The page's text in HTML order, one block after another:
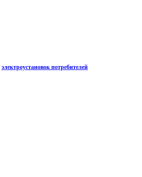
электроустановок потребителей